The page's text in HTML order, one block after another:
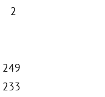
2
249
233